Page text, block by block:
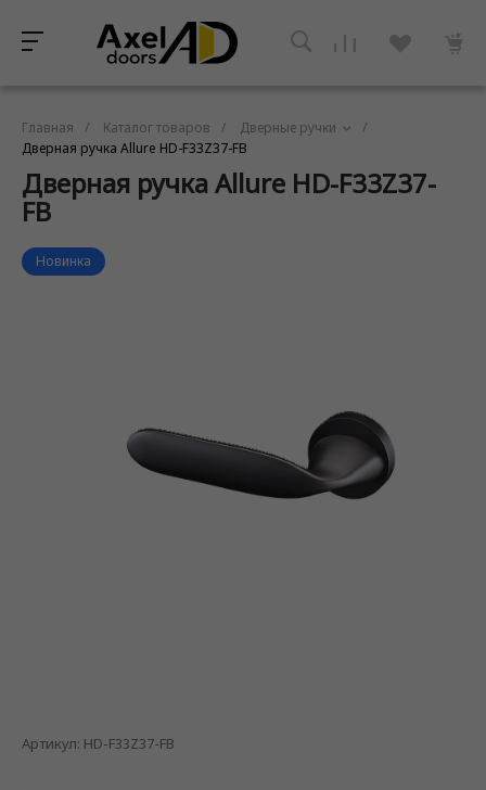
Главная / Каталог товаров / Дверные ручки
/
Дверная ручка Allure HD-F33Z37-FB
Дверная ручка Allure HD-F33Z37-
FB
Новинка
Артикул: HD-F33Z37-FB